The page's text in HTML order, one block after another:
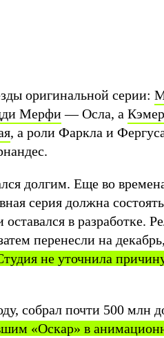
оригинальной серии:
Мерфи— Осла, а
, а роли Фаркла и
долгим. Еще во
серия должна
в разработке.
перенесли на
не уточнила
собрал почти 500 млн
«Оскар» в